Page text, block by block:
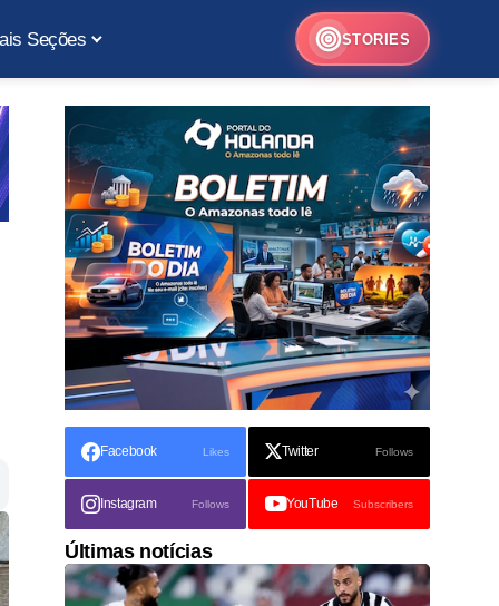
Seções STORIES
Facebook Likes Twitter Follows
Instagram Follows YouTube Subscribers
Últimas notícias